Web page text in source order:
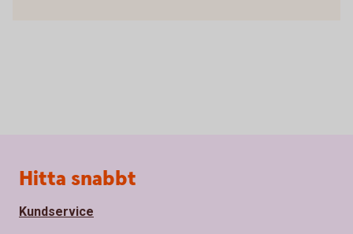
Sidfot
Hitta snabbt
Kundservice